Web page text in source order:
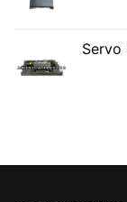
Servo